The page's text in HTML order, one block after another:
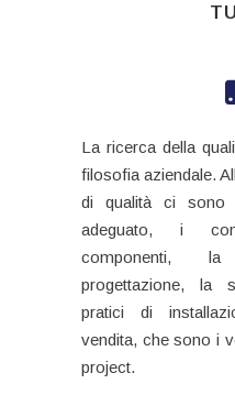
La ricerca della
filosofia aziendale.
di qualità ci sono
adeguato, i
componenti,
progettazione, la
pratici di
vendita, che sono i
project.